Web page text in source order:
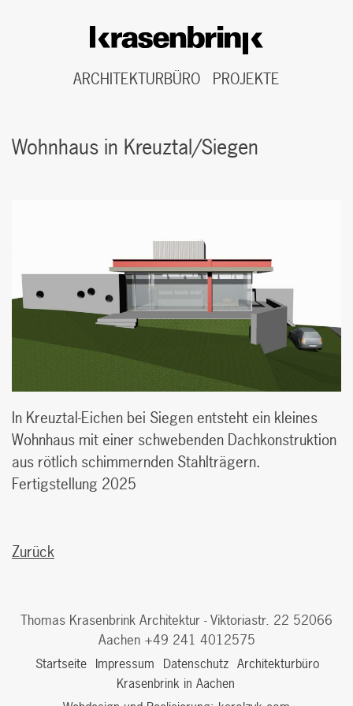
content
ARCHITEKTURBÜRO PROJEKTE
Wohnhaus in Kreuztal/Siegen
In Kreuztal-Eichen bei Siegen entsteht ein kleines
Wohnhaus mit einer schwebenden Dachkonstruktion
aus rötlich schimmernden Stahlträgern.
Fertigstellung 2025
Zurück
Thomas Krasenbrink Architektur - Viktoriastr. 22 52066
Aachen +49 241 4012575
Startseite Impressum Datenschutz Architekturbüro
Krasenbrink in Aachen